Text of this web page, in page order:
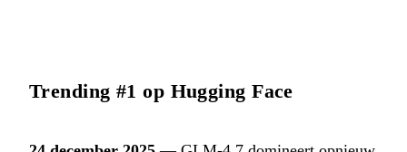
Trending #1 op Hugging Face